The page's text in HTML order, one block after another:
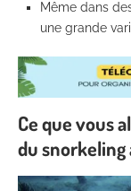
Même dans
une grande
Ce que vous
du snorkeling